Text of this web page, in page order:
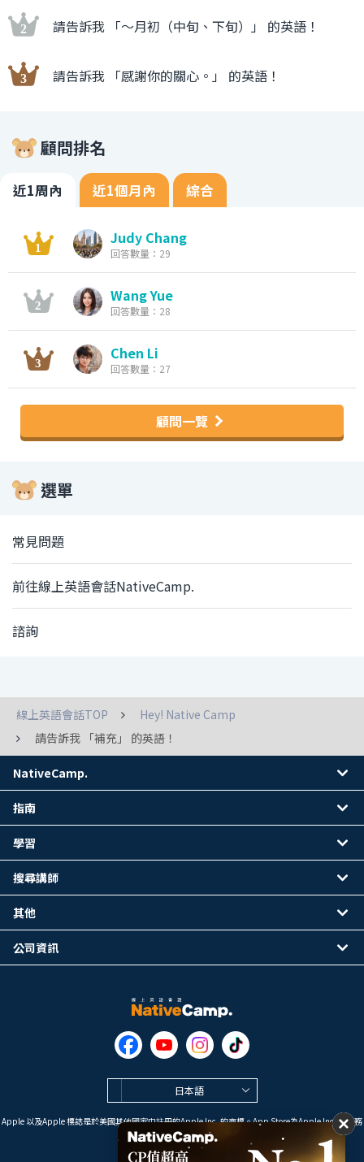
請告訴我 「〜月初（中旬、下旬）」 的英語！
請告訴我 「感謝你的關心。」 的英語！
顧問排名
近1周內 近1個月內 綜合
Judy Chang
回答數量：29
Wang Yue
回答數量：28
Chen Li
回答數量：27
顧問一覽
選單
常見問題
前往線上英語會話NativeCamp.
諮詢
線上英語會話TOP
Hey! Native Camp
請告訴我 「補充」 的英語！
日本語
Apple 以及Apple 標誌是於美國其他國家中註冊的Apple Inc. 的商標。App Store為Apple Inc. 的服務
標誌。
Google Play是 Google LLC 的商標。
NativeCamp.
指南
學習
搜尋講師
其他
公司資訊